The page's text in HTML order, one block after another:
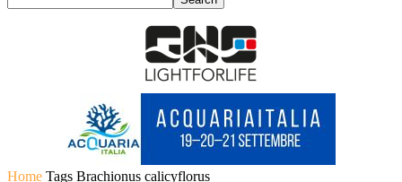
Home Tags Brachionus calicyflorus